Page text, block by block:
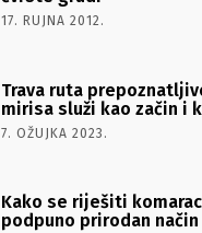
17. RUJNA 2012.
Trava ruta
mirisa služi kao začin i
7. OŽUJKA 2023.
Kako se riješiti
podpuno prirodan način